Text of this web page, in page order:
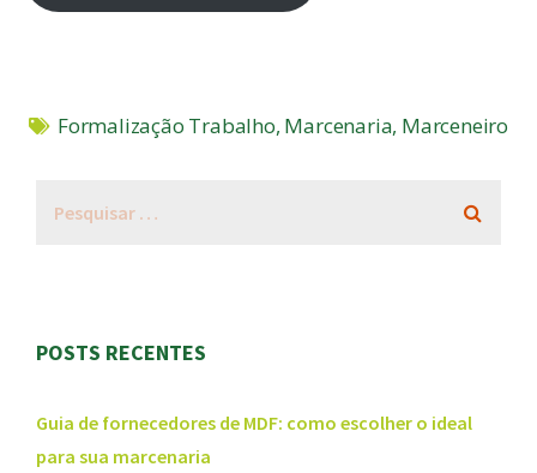
Formalização Trabalho, Marcenaria, Marceneiro
POSTS RECENTES
Guia de fornecedores de MDF: como escolher o ideal
para sua marcenaria